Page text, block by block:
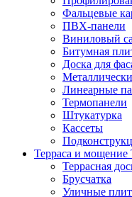
Фальцевые
ПВХ-панели
Виниловый
Битумная
Доска для
Линеарные
Термопанели
Штукатурка
Кассеты
Терраса и мощение
Террасная
Брусчатка
Уличные